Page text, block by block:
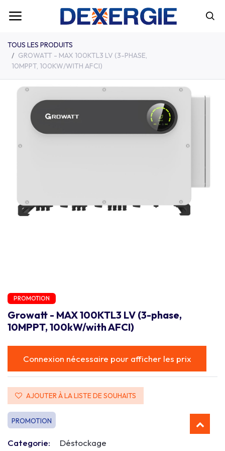
TOUS LES PRODUITS
GROWATT - MAX 100KTL3 LV (3-PHASE,
10MPPT, 100KW/WITH AFCI)
PROMOTION
Growatt - MAX 100KTL3 LV (3-phase,
10MPPT, 100kW/with AFCI)
Connexion nécessaire pour afficher les prix
AJOUTER À LA LISTE DE SOUHAITS
PROMOTION
Categorie: Déstockage